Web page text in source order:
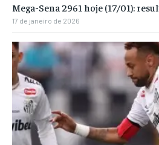
Mega-Sena 2961 hoje (17/01):
17 de janeiro de 2026